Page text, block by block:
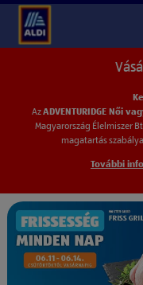
AzADVENTURIDGE Női
Magyarország Élelmiszer
magatartás
További